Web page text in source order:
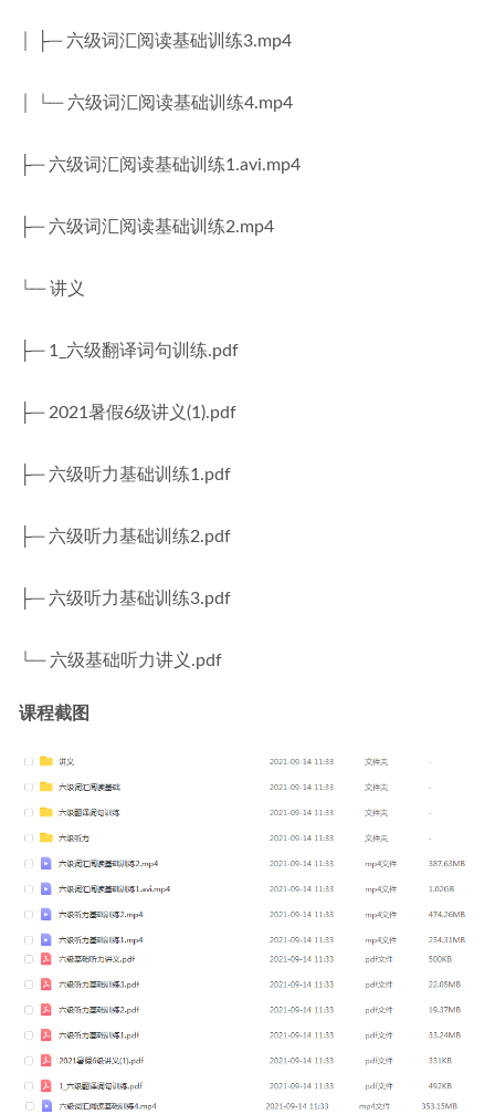
│ ├─ 六级词汇阅读基础训练3.mp4
│ └─ 六级词汇阅读基础训练4.mp4
├─ 六级词汇阅读基础训练1.avi.mp4
├─ 六级词汇阅读基础训练2.mp4
└─ 讲义
├─ 1_六级翻译词句训练.pdf
├─ 2021暑假6级讲义(1).pdf
├─ 六级听力基础训练1.pdf
├─ 六级听力基础训练2.pdf
├─ 六级听力基础训练3.pdf
└─ 六级基础听力讲义.pdf
课程截图